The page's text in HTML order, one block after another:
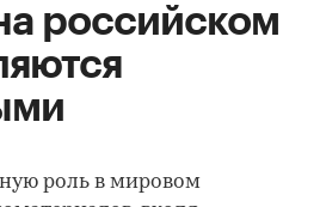
российском
роль в мировом